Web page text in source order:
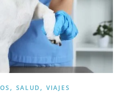
, SALUD , VIAJES